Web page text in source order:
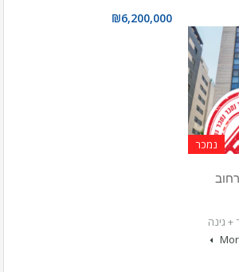
₪6,200,000
נמכר
125 מ”ר + גינה